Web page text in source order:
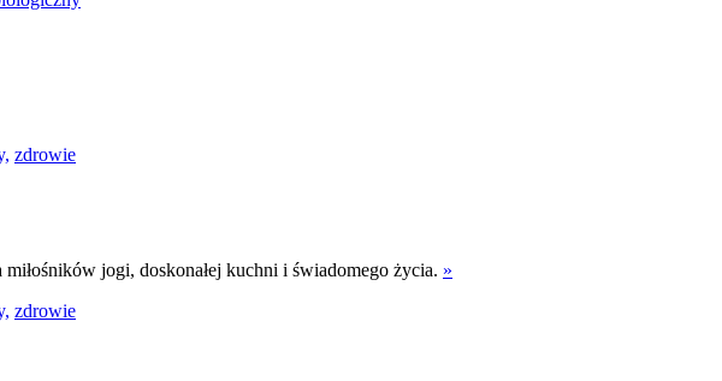
zdrowie
jogi, doskonałej kuchni i świadomego życia. »
zdrowie